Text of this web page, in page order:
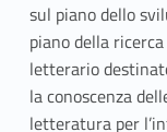
sul piano dello
piano della
letterario
la conoscenza
letteratura per